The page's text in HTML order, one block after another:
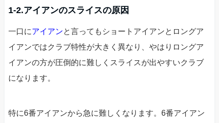
1-2.アイアンのスライスの原因
一口にアイアンと言ってもショートアイアンとロングア
イアンではクラブ特性が大きく異なり、やはりロングア
イアンの方が圧倒的に難しくスライスが出やすいクラブ
になります。
特に6番アイアンから急に難しくなります。6番アイアン